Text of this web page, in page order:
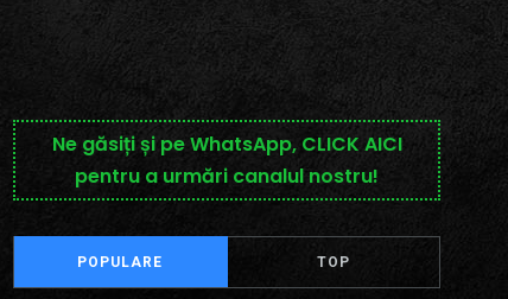
Ne găsiți și pe WhatsApp, CLICK AICI
pentru a urmări canalul nostru!
POPULARE TOP